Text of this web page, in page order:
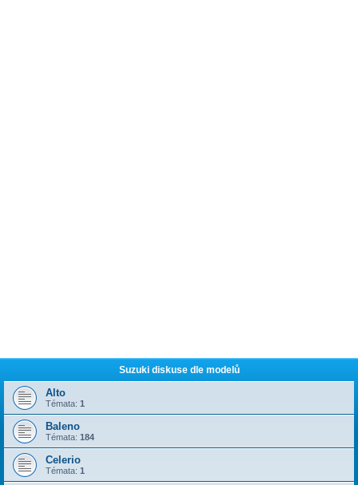
Suzuki diskuse dle modelů
Alto
Témata: 1
Baleno
Témata: 184
Celerio
Témata: 1